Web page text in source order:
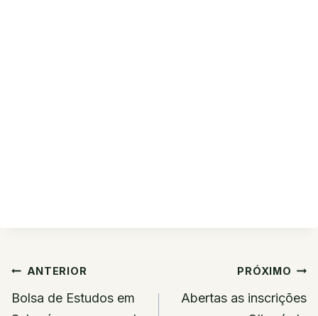
Navegação
de
ANTERIOR
Bolsa de Estudos em
PRÓXIMO
Abertas as inscrições